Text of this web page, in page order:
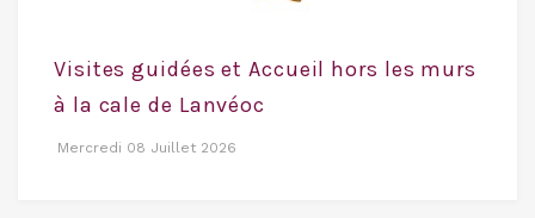
Visites guidées et Accueil hors les murs
à la cale de Lanvéoc
Mercredi 08 Juillet 2026